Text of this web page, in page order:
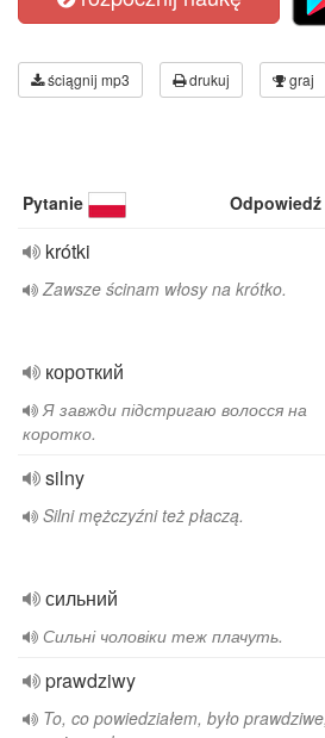
ściągnij mp3 drukuj graj
Pytanie Odpowiedź
krótki
Zawsze ścinam włosy na krótko.
короткий
Я завжди підстригаю волосся на
коротко.
silny
Silni mężczyźni też płaczą.
сильний
Сильні чоловіки теж плачуть.
prawdziwy
To, co powiedziałem, było prawdziwe,